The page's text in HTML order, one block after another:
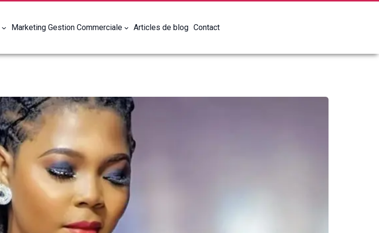
Marketing Gestion Commerciale Articles de blog Contact